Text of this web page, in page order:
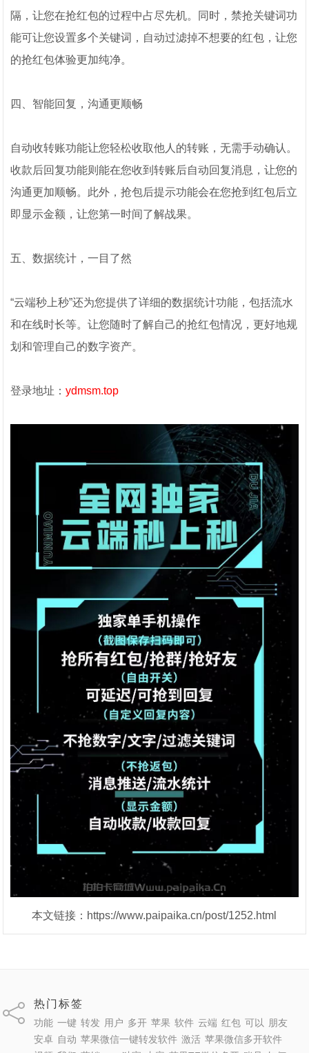
隔，让您在抢红包的过程中占尽先机。同时，禁抢关键词功
能可让您设置多个关键词，自动过滤掉不想要的红包，让您
的抢红包体验更加纯净。
四、智能回复，沟通更顺畅
自动收转账功能让您轻松收取他人的转账，无需手动确认。
收款后回复功能则能在您收到转账后自动回复消息，让您的
沟通更加顺畅。此外，抢包后提示功能会在您抢到红包后立
即显示金额，让您第一时间了解战果。
五、数据统计，一目了然
“云端秒上秒”还为您提供了详细的数据统计功能，包括流水
和在线时长等。让您随时了解自己的抢红包情况，更好地规
划和管理自己的数字资产。
登录地址：ydmsm.top
本文链接：https://www.paipaika.cn/post/1252.html
热门标签
功能 一键 转发 用户 多开 苹果 软件 云端 红包 可以
朋友
安卓 自动 苹果微信一键转发软件 激活 苹果微信多开软件